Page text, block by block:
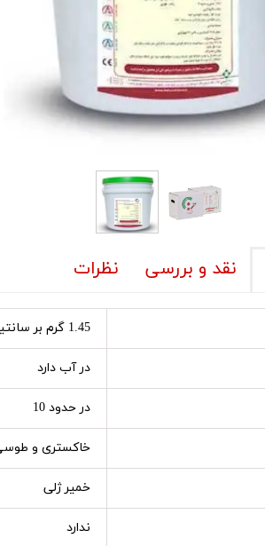
نقد و بررسی نظرات
1.45 گرم بر سانتیمتر مکعب
در آب دارد
در حدود 10
خاکستری و
خمیر ژلی
ندارد